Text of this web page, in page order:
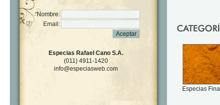
Nombre:
Email:
Especias Rafael Cano S.A.
(011) 4911-1420
info@especiasweb.com
Especias